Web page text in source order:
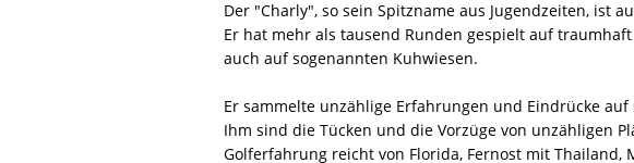
Der "Charly", so sein Spitzname aus Jugendzeiten, ist
Er hat mehr als tausend Runden gespielt auf
auch auf sogenannten Kuhwiesen.
Er sammelte unzählige Erfahrungen und Eindrücke
Ihm sind die Tücken und die Vorzüge von unzähligen
Golferfahrung reicht von Florida, Fernost mit Thailand,